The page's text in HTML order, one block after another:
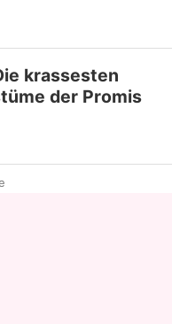
krassesten
der Promis